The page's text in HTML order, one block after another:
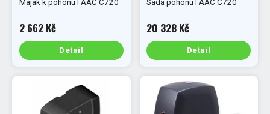
Maják k pohonu FAAC C720
2 662 Kč
Detail
Sada pohonu FAAC C720
20 328 Kč
Detail